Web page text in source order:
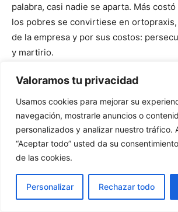
Valoramos tu privacidad
Usamos cookies para mejorar su
navegación, mostrarle anuncios o
personalizados y analizar nuestro tráfico.
“Aceptar todo” usted da su
de las cookies.
Personalizar Rechazar todo
palabra, casi nadie se aparta. Más
los pobres se convirtiese en
de la empresa y por sus costos:
y martirio.
poderoso en la práctica fue elevar dicha
nivel teologal. Al hablar de la opción por
Puebla: ?independientemente de su
moral, por el mero hecho de ser
defiende y los ama??. Habla del
gran audacia y con grandísimas
Permítaseme dos breves reflexiones: